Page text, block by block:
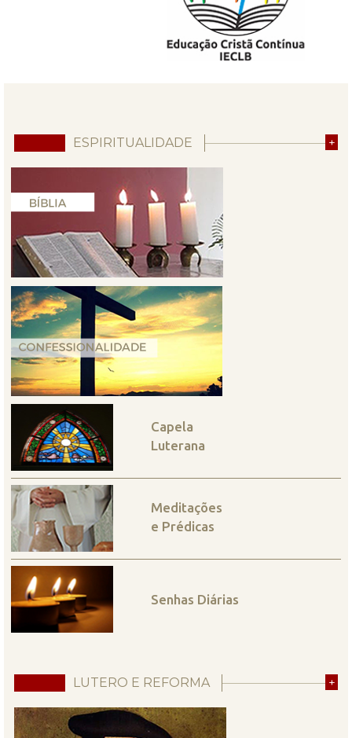
ESPIRITUALIDADE +
Capela
Luterana
Meditações
e Prédicas
Senhas Diárias
LUTERO E REFORMA +